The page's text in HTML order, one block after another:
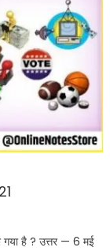
है ? उत्तर — 6 मई